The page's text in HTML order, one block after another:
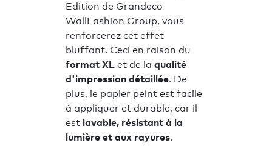
Edition de Grandeco
WallFashion Group, vous
renforcerez cet effet
bluffant. Ceci en raison du
format XL et de la qualité
d'impression détaillée. De
plus, le papier peint est facile
à appliquer et durable, car il
est lavable, résistant à la
lumière et aux rayures.